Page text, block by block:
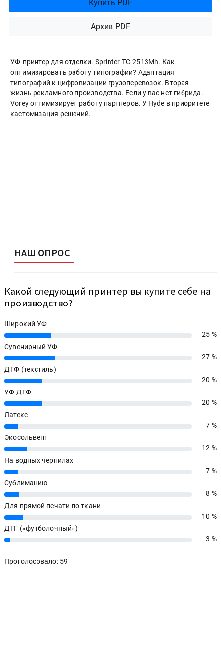
Купить PDF
Архив PDF
УФ-принтер для отделки. Sprinter ТС-2513Mh. Как
оптимизировать работу типографии? Адаптация
типографий к цифровизации грузоперевозок. Вторая
жизнь рекламного производства. Если у вас нет гибрида.
Vorey оптимизирует работу партнеров. У Hyde в приоритете
кастомизация решений.
НАШ ОПРОС
Какой следующий принтер вы купите себе на
производство?
Широкий УФ
25%
25 %
Сувенирный УФ
27%
27 %
ДТФ (текстиль)
20%
20 %
УФ ДТФ
20%
20 %
Латекс
7%
7 %
Экосольвент
12%
12 %
На водных чернилах
7%
7 %
Сублимацию
8%
8 %
Для прямой печати по ткани
10%
10 %
ДТГ («футболочный»)
3% 3 %
Проголосовало: 59